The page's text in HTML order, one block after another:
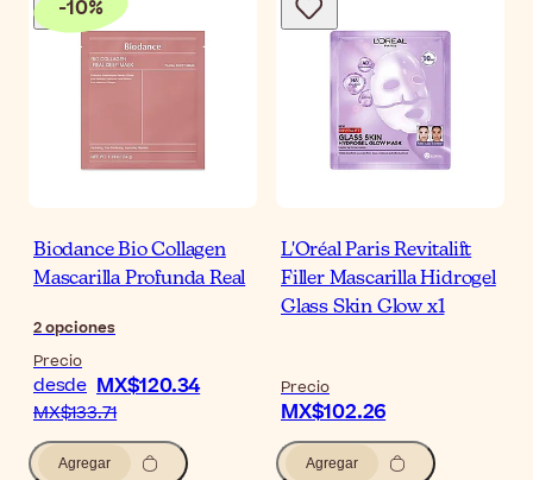
-10%
Biodance Bio Collagen
Mascarilla Profunda Real
2opciones
Precio
desde MX$120.34
MX$133.71
Agregar
L'Oréal Paris Revitalift
Filler Mascarilla Hidrogel
Glass Skin Glow x1
Precio
MX$102.26
Agregar